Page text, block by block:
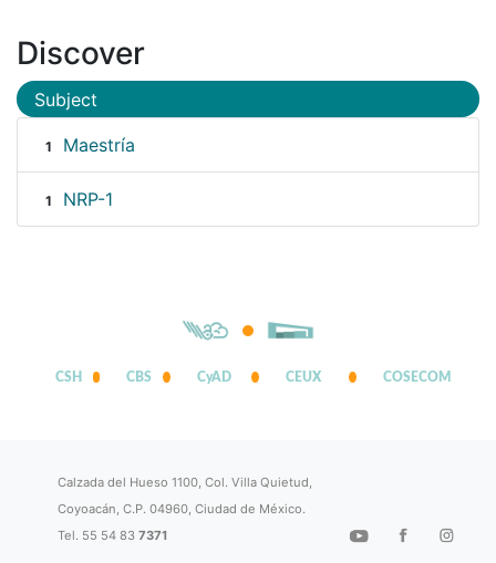
Discover
Subject
1 Maestría
1 NRP-1
CSH CBS CyAD CEUX COSECOM
Calzada del Hueso 1100, Col. Villa Quietud,
Coyoacán, C.P. 04960, Ciudad de México.
Tel. 55 54 837371